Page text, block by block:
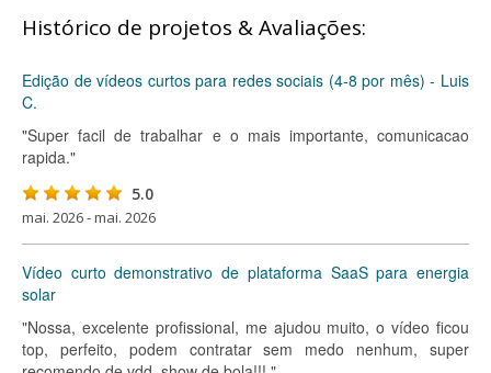
Histórico de projetos & Avaliações:
Edição de vídeos curtos para redes sociais (4-8 por mês) - Luis
C.
"Super facil de trabalhar e o mais importante, comunicacao
rapida."
5.0
mai. 2026 - mai. 2026
Vídeo curto demonstrativo de plataforma SaaS para energia
solar
"Nossa, excelente profissional, me ajudou muito, o vídeo ficou
top, perfeito, podem contratar sem medo nenhum, super